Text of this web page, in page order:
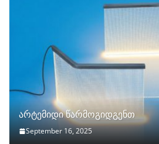
არტემიდი წარმოგიდგენთ
September 16, 2025